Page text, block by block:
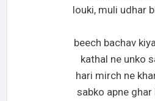
louki, muli udhar
beech bachav
kathal ne unko
hari mirch ne
sabko apne ghar